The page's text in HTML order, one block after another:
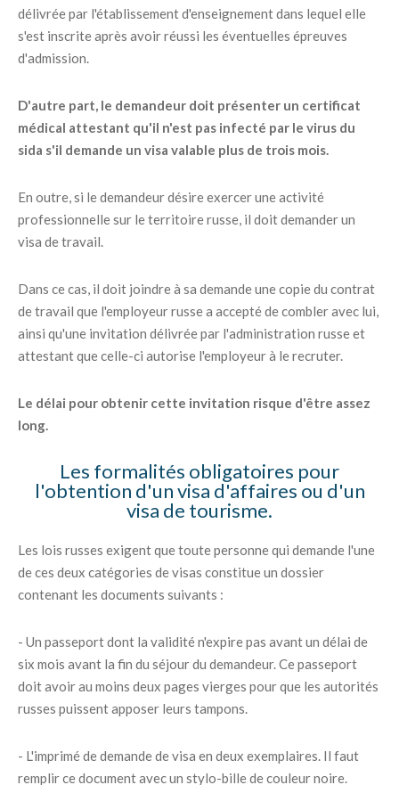
délivrée par l'établissement d'enseignement dans lequel elle
s'est inscrite après avoir réussi les éventuelles épreuves
d'admission.
D'autre part, le demandeur doit présenter un certificat
médical attestant qu'il n'est pas infecté par le virus du
sida s'il demande un visa valable plus de trois mois.
En outre, si le demandeur désire exercer une activité
professionnelle sur le territoire russe, il doit demander un
visa de travail.
Dans ce cas, il doit joindre à sa demande une copie du contrat
de travail que l'employeur russe a accepté de combler avec lui,
ainsi qu'une invitation délivrée par l'administration russe et
attestant que celle-ci autorise l'employeur à le recruter.
Le délai pour obtenir cette invitation risque d'être assez
long.
Les formalités obligatoires pour
l'obtention d'un visa d'affaires ou d'un
visa de tourisme.
Les lois russes exigent que toute personne qui demande l'une
de ces deux catégories de visas constitue un dossier
contenant les documents suivants :
- Un passeport dont la validité n'expire pas avant un délai de
six mois avant la fin du séjour du demandeur. Ce passeport
doit avoir au moins deux pages vierges pour que les autorités
russes puissent apposer leurs tampons.
- L'imprimé de demande de visa en deux exemplaires. Il faut
remplir ce document avec un stylo-bille de couleur noire.